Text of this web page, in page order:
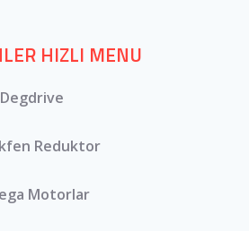
HIZLI MENU
Degdrive
Reduktor
Motorlar